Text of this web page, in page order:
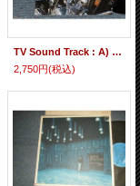
TV Sound Track : A) 田中秀幸＆古川登志夫 - CALIFORNIA SUNSET : B) 大野 雄二 YUJI OHNO - I LOVE YOU CHIPS (Ex+++/MINT-) / 1981 JAPAN ORIGINAL Used 7" Single
2,750円(税込)